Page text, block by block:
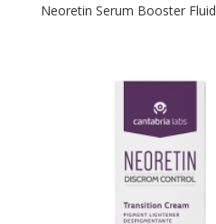
Neoretin Serum Booster Fluid